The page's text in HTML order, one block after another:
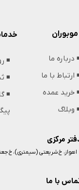
مرکزی
با ما
اهواز، خ شریعتی (سیمتری)، خ
موبوران
درباره ما
ارتباط با ما
خرید عمده
وبلاگ
◾️
◾️
◾️